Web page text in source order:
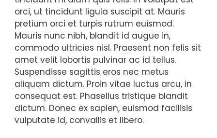
orci, ut tincidunt ligula suscipit at. Mauris
pretium orci et turpis rutrum euismod.
Mauris nunc nibh, blandit id augue in,
commodo ultricies nisl. Praesent non felis sit
amet velit lobortis pulvinar ac id tellus.
Suspendisse sagittis eros nec metus
aliquam dictum. Proin vitae luctus arcu, in
consequat est. Phasellus tristique blandit
dictum. Donec ex sapien, euismod facilisis
vulputate id, convallis et libero.